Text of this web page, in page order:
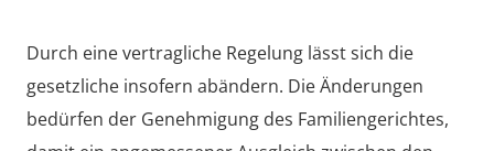
Durch eine vertragliche Regelung lässt sich die
gesetzliche insofern abändern. Die Änderungen
bedürfen der Genehmigung des Familiengerichtes,